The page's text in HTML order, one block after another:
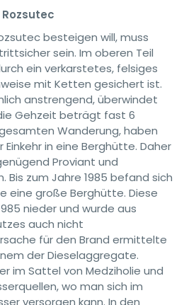
besteigen will, muss
sein. Im oberen Teil
ein verkarstetes, felsiges
mit Ketten gesichert ist.
anstrengend, überwindet
Gehzeit beträgt fast 6
Wanderung, haben
Einkehr in eine Berghütte. Daher
Proviant und
Bis zum Jahre 1985 befand sich
eine große Berghütte. Diese
nieder und wurde aus
auch nicht
für den Brand ermittelte
der Dieselaggregate.
im Sattel von Medziholie und
wo man sich im
versorgen kann. In den